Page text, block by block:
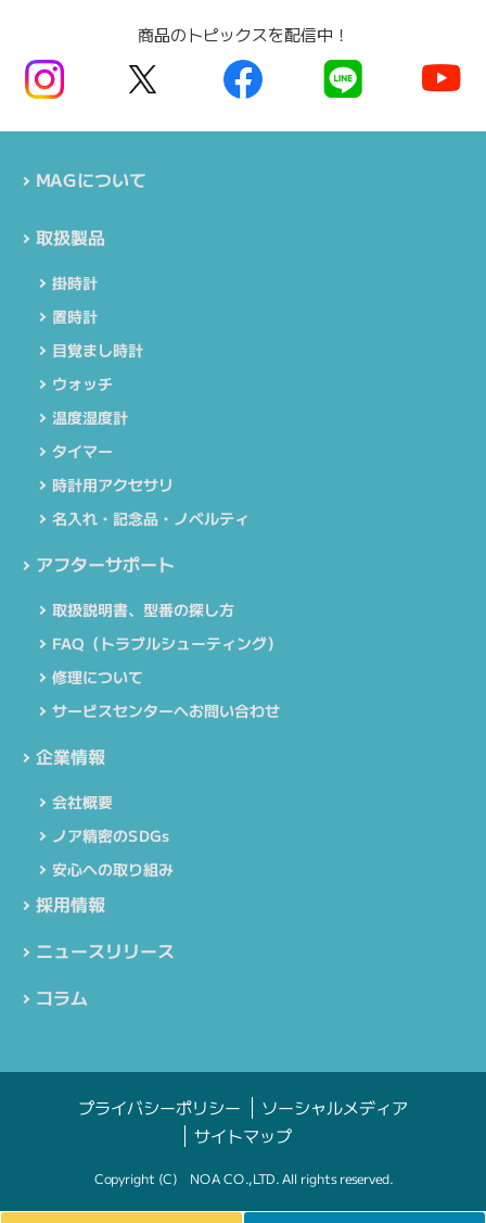
商品のトピックスを配信中！
MAGについて
取扱製品
掛時計
置時計
目覚まし時計
ウォッチ
温度湿度計
タイマー
時計用アクセサリ
名入れ・記念品・ノベルティ
アフターサポート
取扱説明書、型番の探し方
FAQ（トラブルシューティング）
修理について
サービスセンターへお問い合わせ
企業情報
会社概要
ノア精密のSDGs
安心への取り組み
採用情報
ニュースリリース
コラム
プライバシーポリシー ソーシャルメディア
サイトマップ
Copyright (C) NOA CO.,LTD. All rights reserved.